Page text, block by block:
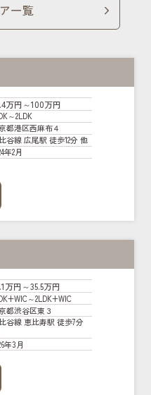
一覧
万円～100万円
～2LDK
都港区西麻布４
谷線 広尾駅 徒歩12分 他
年2月
万円～35.5万円
～2LDK+WIC
都渋谷区東３
谷線 恵比寿駅 徒歩7分
年3月